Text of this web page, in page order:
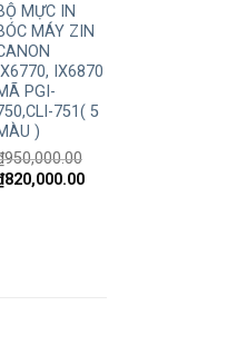
MỰC IN
MÁY ZIN
IX6770, IX6870
PGI-
751( 5
)
950,000.00
820,000.00